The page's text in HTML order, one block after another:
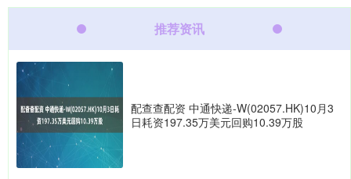
推荐资讯
配查查配资 中通快递-W(02057.HK)10月3
日耗资197.35万美元回购10.39万股